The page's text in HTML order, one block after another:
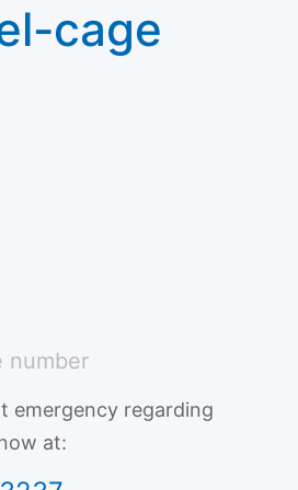
cage
number
emergency regarding
at: